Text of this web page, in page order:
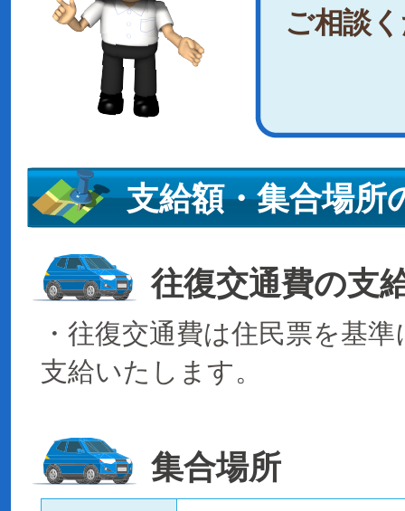
ご相談
支給額・集合場所
往復交通費の支
・往復交通費は住民票を基
支給いたします。
集合場所